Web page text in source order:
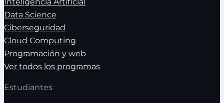
Data Science
Ciberseguridad
Cloud Computing
Programación y web
Ver todos los programas
Estudiantes